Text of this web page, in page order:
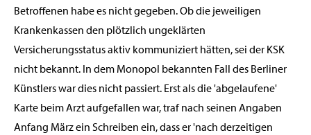
Betroffenen habe es nicht gegeben. Ob die jeweiligen
Krankenkassen den plötzlich ungeklärten
Versicherungsstatus aktiv kommuniziert hätten, sei der KSK
nicht bekannt. In dem Monopol bekannten Fall des Berliner
Künstlers war dies nicht passiert. Erst als die 'abgelaufene'
Karte beim Arzt aufgefallen war, traf nach seinen Angaben
Anfang März ein Schreiben ein, dass er 'nach derzeitigen